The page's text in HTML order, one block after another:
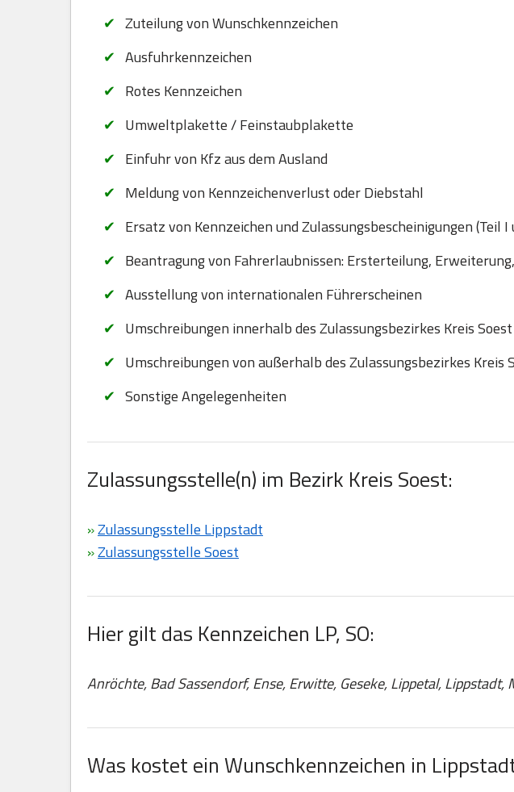
Zuteilung von Wunschkennzeichen
Ausfuhrkennzeichen
Rotes Kennzeichen
Umweltplakette / Feinstaubplakette
Einfuhr von Kfz aus dem Ausland
Meldung von Kennzeichenverlust oder Diebstahl
Ersatz von Kennzeichen und Zulassungsbescheinigungen (Teil I
Beantragung von Fahrerlaubnissen: Ersterteilung,
Ausstellung von internationalen Führerscheinen
Umschreibungen innerhalb des Zulassungsbezirkes Kreis Soest
Umschreibungen von außerhalb des Zulassungsbezirkes Kreis
Sonstige Angelegenheiten
Zulassungsstelle(n) im Bezirk Kreis Soest:
»Zulassungsstelle Lippstadt
»Zulassungsstelle Soest
Hier gilt das Kennzeichen LP, SO:
Anröchte, Bad Sassendorf, Ense, Erwitte, Geseke, Lippetal,
Was kostet ein Wunschkennzeichen in